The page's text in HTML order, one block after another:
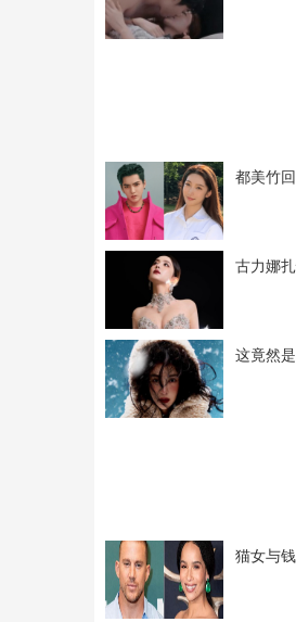
都美竹
古力娜
这竟然
猫女与